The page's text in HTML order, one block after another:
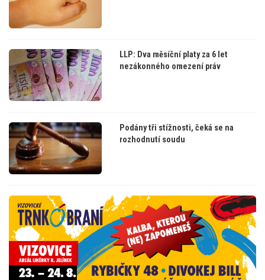
LLP: Dva měsíční platy za 6 let
nezákonného omezení práv
Podány tři stížnosti, čeká se na
rozhodnutí soudu